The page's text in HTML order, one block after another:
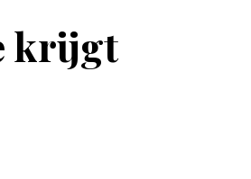
krijgt